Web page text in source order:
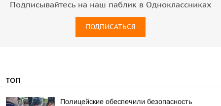
Подписывайтесь на наш паблик в Одноклассниках
ПОДПИСАТЬСЯ
ТОП
Полицейские обеспечили безопасность